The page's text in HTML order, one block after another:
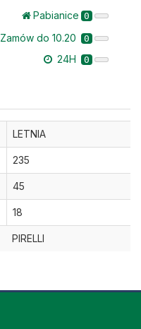
Pabianice 0
Zamów do 10.20 0
24H 0
LETNIA
235
45
18
PIRELLI